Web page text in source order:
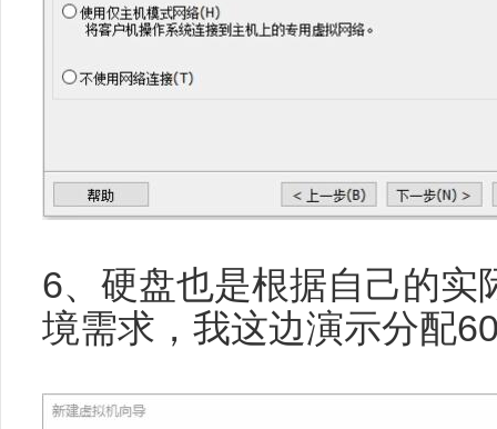
6、硬盘也是根据自己的实
境需求，我这边演示分配